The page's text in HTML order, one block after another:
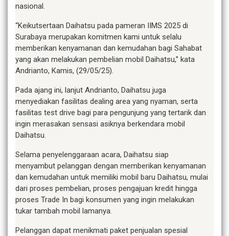
nasional.
“Keikutsertaan Daihatsu pada pameran IIMS 2025 di
Surabaya merupakan komitmen kami untuk selalu
memberikan kenyamanan dan kemudahan bagi Sahabat
yang akan melakukan pembelian mobil Daihatsu,” kata
Andrianto, Kamis, (29/05/25).
Pada ajang ini, lanjut Andrianto, Daihatsu juga
menyediakan fasilitas dealing area yang nyaman, serta
fasilitas test drive bagi para pengunjung yang tertarik dan
ingin merasakan sensasi asiknya berkendara mobil
Daihatsu.
Selama penyelenggaraan acara, Daihatsu siap
menyambut pelanggan dengan memberikan kenyamanan
dan kemudahan untuk memiliki mobil baru Daihatsu, mulai
dari proses pembelian, proses pengajuan kredit hingga
proses Trade In bagi konsumen yang ingin melakukan
tukar tambah mobil lamanya.
Pelanggan dapat menikmati paket penjualan spesial